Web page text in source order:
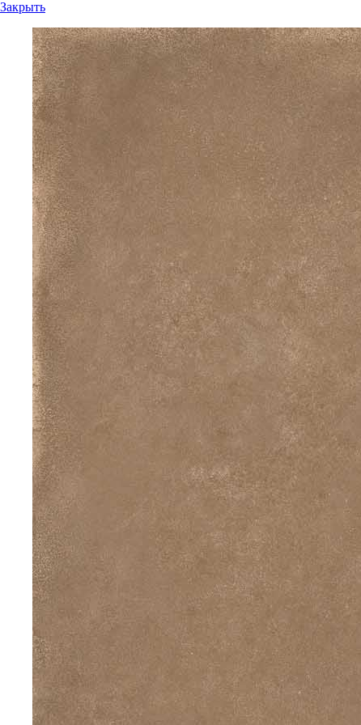
Закрыть